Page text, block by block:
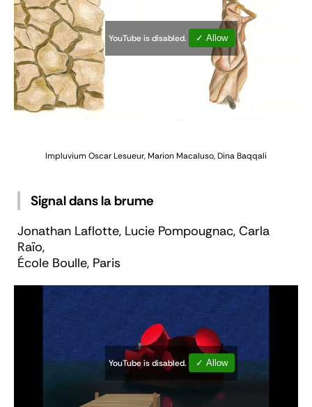
YouTube is disabled. ✓ Allow
Impluvium Oscar Lesueur, Marion Macaluso, Dina Baqqali
Signal dans la brume
Jonathan Laflotte, Lucie Pompougnac, Carla
Raïo,
École Boulle, Paris
YouTube is disabled. ✓ Allow